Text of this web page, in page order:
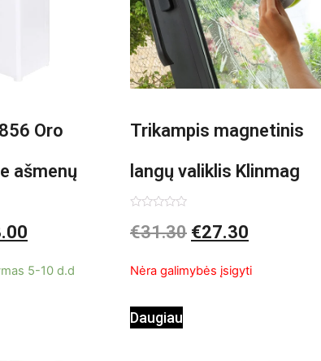
Oro
ašmenų
5-10 d.d
Trikampis magnetinis
langų valiklis Klinmag
InnovaGoods
0
iš
€31.30 €27.30
Nėra galimybės įsigyti
Daugiau